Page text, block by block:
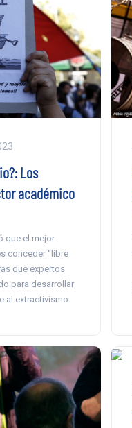
Los
académico
que el mejor
conceder “libre
que expertos
para desarrollar
al extractivismo.